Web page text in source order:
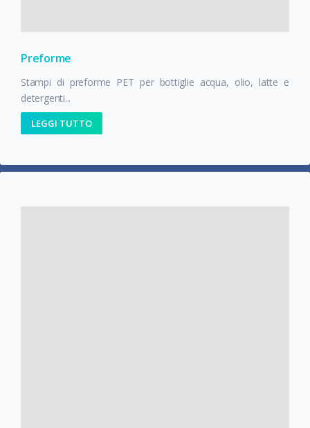
Preforme
Stampi di preforme PET per bottiglie acqua, olio, latte e
detergenti...
LEGGI TUTTO